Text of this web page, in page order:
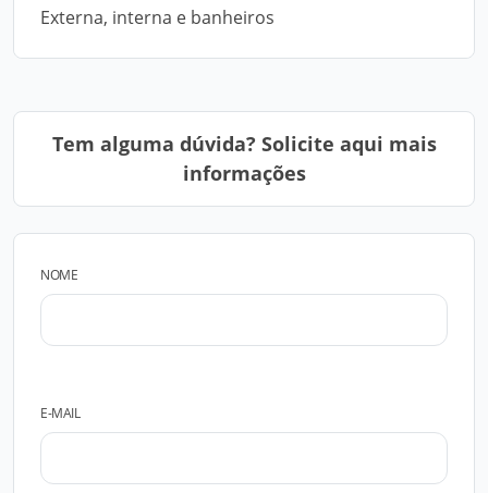
Externa, interna e banheiros
Tem alguma dúvida? Solicite aqui mais
informações
NOME
E-MAIL